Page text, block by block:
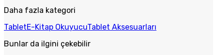
Daha fazla kategori
TabletE-Kitap OkuyucuTablet Aksesuarları
Bunlar da ilgini çekebilir